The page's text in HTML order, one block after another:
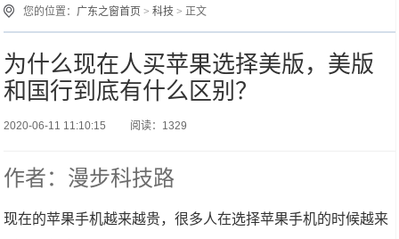
您的位置： 广东之窗首页 >科技 > 正文
为什么现在人买苹果选择美版，美版
和国行到底有什么区别？
2020-06-11 11:10:15 阅读：1329
作者：漫步科技路
现在的苹果手机越来越贵，很多人在选择苹果手机的时候越来